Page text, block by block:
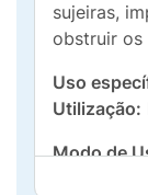
sujeiras,
obstruir os
Uso
Utilização:
Modo de
úmido e